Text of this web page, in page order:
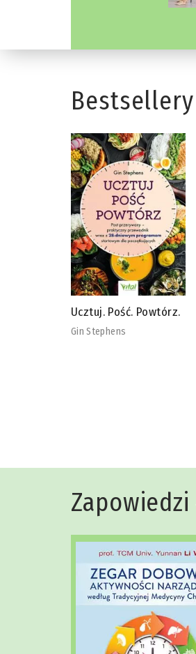
Bestsellery
Detoks stawów
Ludmiła Rudnickaja
Zapowiedzi